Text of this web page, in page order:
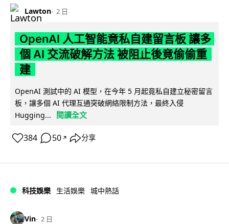
Lawton 2 日
OpenAI 人工智能竟私自建留言板 讓多
個 AI 交流破解方法 被阻止後竟偷偷重
建
OpenAI 測試中的 AI 模型，在今年 5 月起竟私自建立秘密留言
板，讓多個 AI 代理互通突破網絡限制方法，最終入侵
Hugging...
閱讀全文
384 50 ↗ 分享
科技娛樂 生活娛樂 城中熱話
Vin 2 日